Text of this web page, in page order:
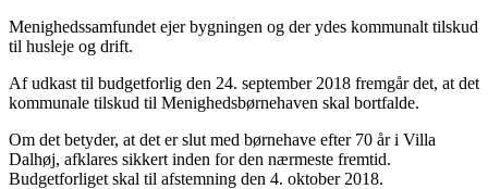
Menighedssamfundet ejer bygningen og der ydes kommunalt tilskud
til husleje og drift.
Af udkast til budgetforlig den 24. september 2018 fremgår det, at det
kommunale tilskud til Menighedsbørnehaven skal bortfalde.
Om det betyder, at det er slut med børnehave efter 70 år i Villa
Dalhøj, afklares sikkert inden for den nærmeste fremtid.
Budgetforliget skal til afstemning den 4. oktober 2018.